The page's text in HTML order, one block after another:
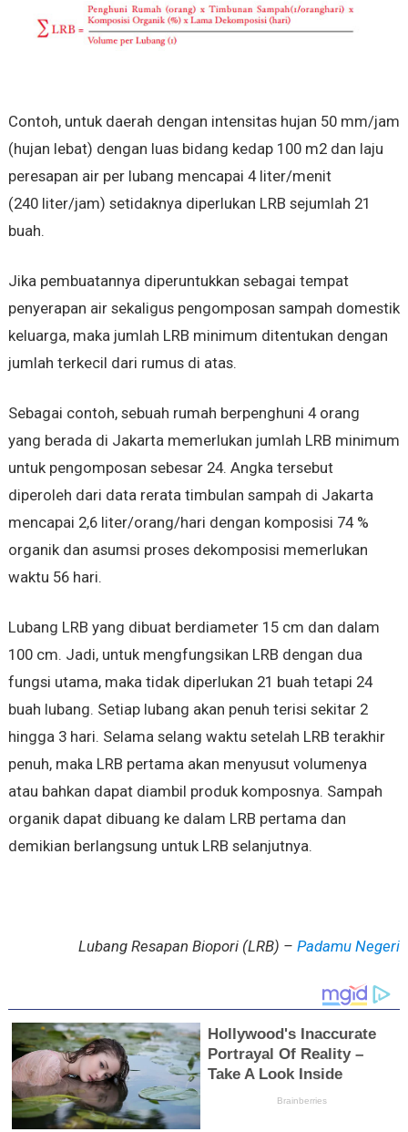
Contoh, untuk daerah dengan intensitas hujan 50 mm/jam
(hujan lebat) dengan luas bidang kedap 100 m2 dan laju
peresapan air per lubang mencapai 4 liter/menit
(240 liter/jam) setidaknya diperlukan LRB sejumlah 21
buah.
Jika pembuatannya diperuntukkan sebagai tempat
penyerapan air sekaligus pengomposan sampah domestik
keluarga, maka jumlah LRB minimum ditentukan dengan
jumlah terkecil dari rumus di atas.
Sebagai contoh, sebuah rumah berpenghuni 4 orang
yang berada di Jakarta memerlukan jumlah LRB minimum
untuk pengomposan sebesar 24. Angka tersebut
diperoleh dari data rerata timbulan sampah di Jakarta
mencapai 2,6 liter/orang/hari dengan komposisi 74 %
organik dan asumsi proses dekomposisi memerlukan
waktu 56 hari.
Lubang LRB yang dibuat berdiameter 15 cm dan dalam
100 cm. Jadi, untuk mengfungsikan LRB dengan dua
fungsi utama, maka tidak diperlukan 21 buah tetapi 24
buah lubang. Setiap lubang akan penuh terisi sekitar 2
hingga 3 hari. Selama selang waktu setelah LRB terakhir
penuh, maka LRB pertama akan menyusut volumenya
atau bahkan dapat diambil produk komposnya. Sampah
organik dapat dibuang ke dalam LRB pertama dan
demikian berlangsung untuk LRB selanjutnya.
Lubang Resapan Biopori (LRB) –Padamu Negeri